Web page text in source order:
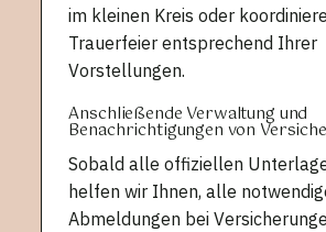
im kleinen Kreis oder
Trauerfeier entsprechend Ihrer
Vorstellungen.
Anschließende Verwaltung und
Benachrichtigungen von
Sobald alle offiziellen
helfen wir Ihnen, alle
Abmeldungen bei